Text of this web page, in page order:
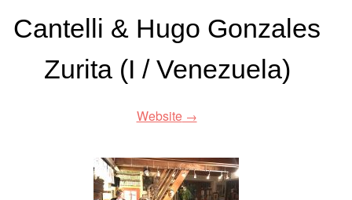
Cantelli & Hugo Gonzales
Zurita (I / Venezuela)
Website